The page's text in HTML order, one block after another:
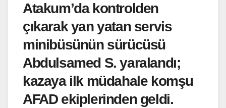
Atakum’da kontrolden
çıkarak yan yatan servis
minibüsünün sürücüsü
Abdulsamed S. yaralandı;
kazaya ilk müdahale komşu
AFAD ekiplerinden geldi.